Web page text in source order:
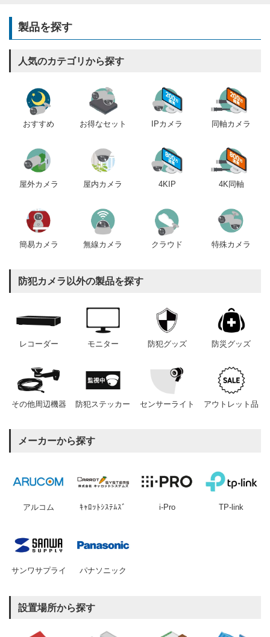
製品を探す
人気のカテゴリから探す
おすすめ お得なセット IPカメラ 同軸カメラ
屋外カメラ 屋内カメラ 4KIP 4K同軸
簡易カメラ 無線カメラ クラウド 特殊カメラ
防犯カメラ以外の製品を探す
レコーダー モニター 防犯グッズ 防災グッズ
その他周辺機器 防犯ステッカー センサーライト アウトレット品
メーカーから探す
アルコム ｷｬﾛｯﾄｼｽﾃﾑｽﾞ i-Pro TP-link
サンワサプライ パナソニック
設置場所から探す